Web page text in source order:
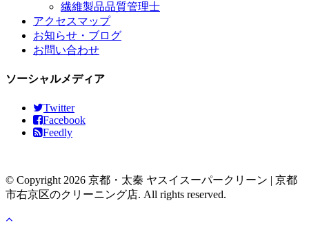
繊維製品品質管理士
アクセスマップ
お知らせ・ブログ
お問い合わせ
ソーシャルメディア
Twitter
Facebook
Feedly
© Copyright 2026 京都・太秦 ヤスイスーパークリーン | 京都
市右京区のクリーニング店. All rights reserved.